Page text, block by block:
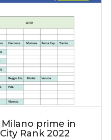
prime in
Rank 2022